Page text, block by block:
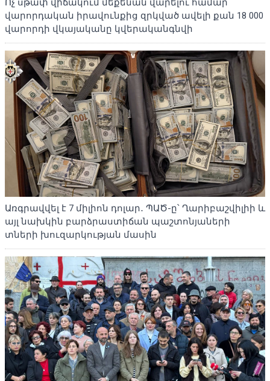
Ոչ սթափ վիճակում մեքենան վարելու համար
վարորդական իրավունքից զրկված ավելի քան 18 000
վարորդի վկայականը կվերականգնվի
Առգրավվել է 7 միլիոն դոլար․ ՊԱԾ-ը՝ Ղարիբաշվիլիի և
այլ նախկին բարձրաստիճան պաշտոնյաների
տների խուզարկության մասին